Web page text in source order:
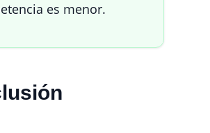
es menor.